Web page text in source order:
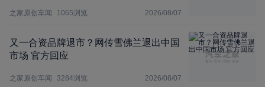
之家原创车闻 1065浏览 2026/08/07
又一合资品牌退市？网传雪佛兰退出中国
市场 官方回应
之家原创车闻 3284浏览 2026/08/07